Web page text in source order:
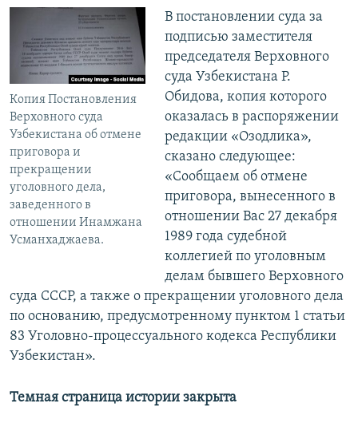
Копия Постановления
Верховного суда
Узбекистана об отмене
приговора и
прекращении
уголовного дела,
заведенного в
отношении Инамжана
Усманхаджаева.
В постановлении суда за
подписью заместителя
председателя Верховного
суда Узбекистана Р.
Обидова, копия которого
оказалась в распоряжении
редакции «Озодлика»,
сказано следующее:
«Сообщаем об отмене
приговора, вынесенного в
отношении Вас 27 декабря
1989 года судебной
коллегией по уголовным
делам бывшего Верховного
суда СССР, а также о прекращении уголовного дела
по основанию, предусмотренному пунктом 1 статьи
83 Уголовно-процессуального кодекса Республики
Узбекистан».
Темная страница истории закрыта